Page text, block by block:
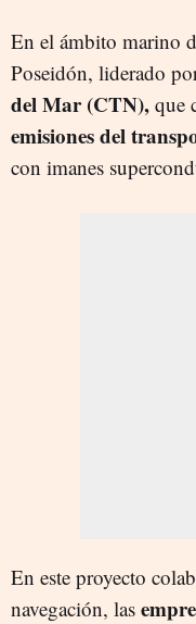
En el ámbito marino
Poseidón, liderado
del Mar (CTN), que
emisiones del
con imanes
En este proyecto
navegación, las